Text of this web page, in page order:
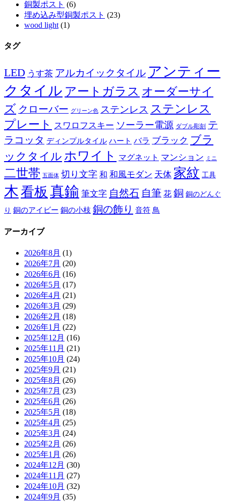
銅製ポスト (6)
埋め込み型銅製ポスト (23)
wood light (1)
タグ
LED うす茶 アルカイックタイル アンティー
クタイル アートガラス オーダーサイ
ズ クローバー グリーン色 ステンレス ステンレス
プレート スワロフスキー ソーラー電源 ダブル彫刻 テ
ラコッタ ディンプルタイル ハート バラ ブラック ブラ
ックタイル ホワイト マグネット マンション ミニ
二世帯 五面体 切り文字 和 和風モダン 天体 家紋 工具
木看板 真鍮 筆文字 自然石 自筆 花 銅 銅のどんぐ
り 銅のアイビー 銅の小枝 銅の飾り 音符 鳥
アーカイブ
2026年8月 (1)
2026年7月 (20)
2026年6月 (16)
2026年5月 (17)
2026年4月 (21)
2026年3月 (29)
2026年2月 (18)
2026年1月 (22)
2025年12月 (16)
2025年11月 (21)
2025年10月 (24)
2025年9月 (21)
2025年8月 (26)
2025年7月 (23)
2025年6月 (26)
2025年5月 (18)
2025年4月 (25)
2025年3月 (24)
2025年2月 (26)
2025年1月 (26)
2024年12月 (30)
2024年11月 (27)
2024年10月 (32)
2024年9月 (35)